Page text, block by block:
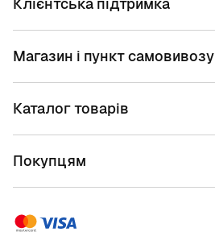
Магазин і пункт самовивозу
Каталог товарів
Покупцям